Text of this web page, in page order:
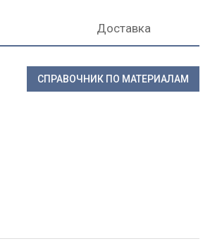
Доставка
СПРАВОЧНИК ПО МАТЕРИАЛАМ